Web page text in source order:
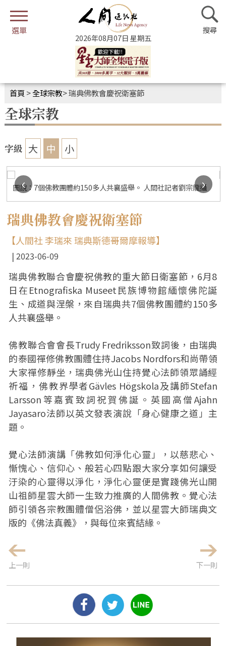
2026年08月07日 星期五
首頁 >全球宗教>瑞典佛教會慶祝衛塞節
全球宗教
字級 大 中 小
圖說：7個佛教團體約150多人共襄盛舉。 人間社記者劉宗龍攝
‹
›
瑞典佛教會慶祝衛塞節
【人間社 李瑞來 瑞典斯德哥爾摩報導】
2023-06-09
瑞典佛教聯合會慶祝佛教的重大節日衛塞節，6月8
日在Etnografiska Museet民族博物館緬懷佛陀誕
生、成道與涅槃，來自瑞典共7個佛教團體約150多
人共襄盛舉。
佛教聯合會會長Trudy Fredriksson致詞後，由瑞典
的泰國禪修佛教團體住持Jacobs Nordfors和尚帶領
大家禪修靜坐，瑞典佛光山住持覺心法師領眾誦經
祈福，佛教界學者Gävles Högskola及講師Stefan
Larsson等嘉賓致詞祝賀佛誕。英國高僧Ajahn
Jayasaro法師以英文發表演說「身心健康之道」主
題。
覺心法師演講「佛教如何淨化心靈」，以慈悲心、
慚愧心、信仰心、般若心四點跟大家分享如何讓受
汙染的心靈得以淨化，淨化心靈便是實踐佛光山開
山祖師星雲大師一生致力推廣的人間佛教。覺心法
師引領各宗教團體僧侶浴佛，並以星雲大師瑞典文
版的《佛法真義》，與每位來賓結緣。
上一則 下一則